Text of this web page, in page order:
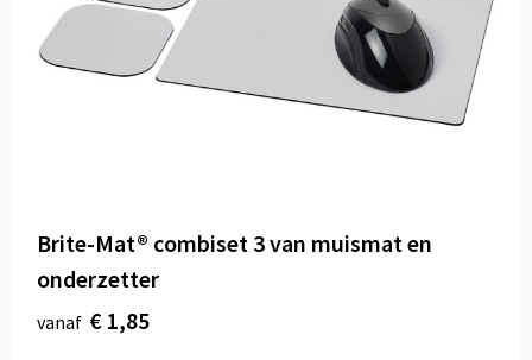
Brite-Mat® combiset 3 van muismat en
onderzetter
vanaf € 1,85